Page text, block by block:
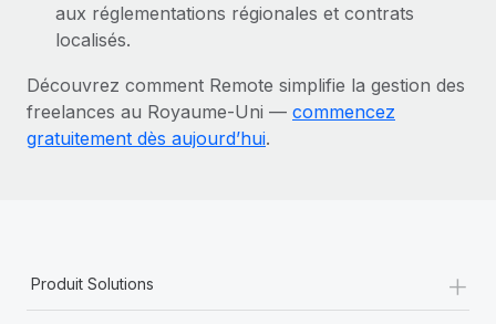
aux réglementations régionales et contrats
localisés.
Découvrez comment Remote simplifie la gestion des
freelances au Royaume‑Uni — commencez
gratuitement dès aujourd’hui.
Produit Solutions +